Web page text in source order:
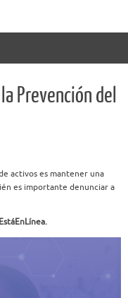
Prevención del
activos es mantener una
es importante denunciar a